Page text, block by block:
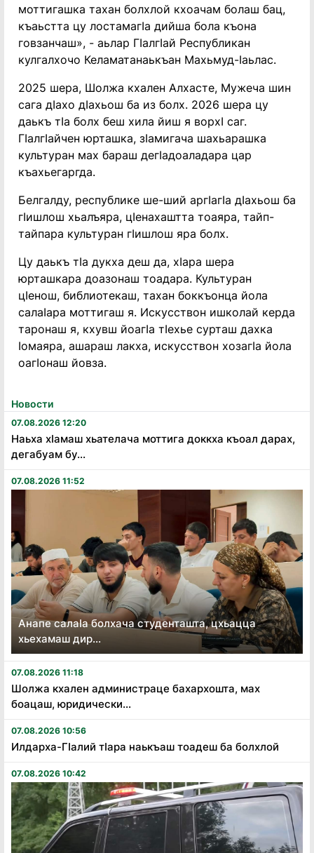
Новости
07.08.2026 12:20
Наьха хӏамаш хьателача моттига доккха къоал дарах,
дегабуам бу...
07.08.2026 11:52
Анапе салаӏа болхача студенташта, цхьацца
хьехамаш дир...
07.08.2026 11:18
Шолжа кхален администраце бахархошта, мах
боацаш, юридически...
07.08.2026 10:56
Илдарха-Гӏалий тӏара наькъаш тоадеш ба болхлой
07.08.2026 10:42
моттигашка тахан болхлой кхоачам болаш бац,
къаьстта цу лостамагӏа дийша бола къона
говзанчаш», - аьлар ГӏалгӀай Республикан
кулгалхочо Келаматанаькъан Махьмуд-Ӏаьлас.
2025 шера, Шолжа кхален Алхасте, Мужеча шин
сага дӀахо дӀахьош ба из болх. 2026 шера цу
даькъ тӀа болх беш хила йиш я ворхӀ саг.
ГӏалгӀайчен юрташка, зӀамигача шахьарашка
культуран мах бараш дегӀадоаладара цар
къахьегаргда.
Белгалду, республике ше-ший аргӀагӏа дӀахьош ба
гӀишлош хьалъяра, цӏенахаштта тоаяра, тайп-
тайпара культуран гӏишлош яра болх.
Цу даькъ тӀа дукха деш да, хӀара шера
юрташкара доазонаш тоадара. Культуран
цӏенош, библиотекаш, тахан боккъонца йола
салаӀара моттигаш я. Искусствон ишколай керда
таронаш я, кхувш йоагӀа тӀехье сурташ дахка
Ӏомаяра, ашараш лакха, искусствон хозагӀа йола
оагӀонаш йовза.